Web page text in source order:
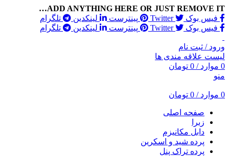
ADD ANYTHING HERE OR JUST REMOVE IT…
فیس بوک
Twitter پینترست لینکدین
تلگرام
فیس بوک
Twitter پینترست لینکدین تلگرام
ورود / ثبت نام
لیست علاقه مندی ها
0 موارد /
0 تومان
منو
0 موارد /
0 تومان
صفحه اصلی
زبرا
دابل مکانیزم
پرده شید و اسکرین
پرده تراک پنل